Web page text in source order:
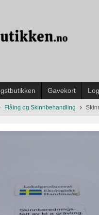
Gavekort
Flåing og Skinnbehandling